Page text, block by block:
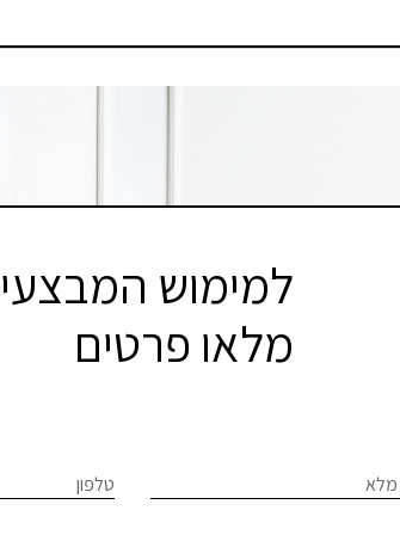
למימוש
מלאו פרטים
טלפון